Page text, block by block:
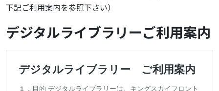
下記ご利用案内を参照下さい）
デジタルライブラリーご利用案内